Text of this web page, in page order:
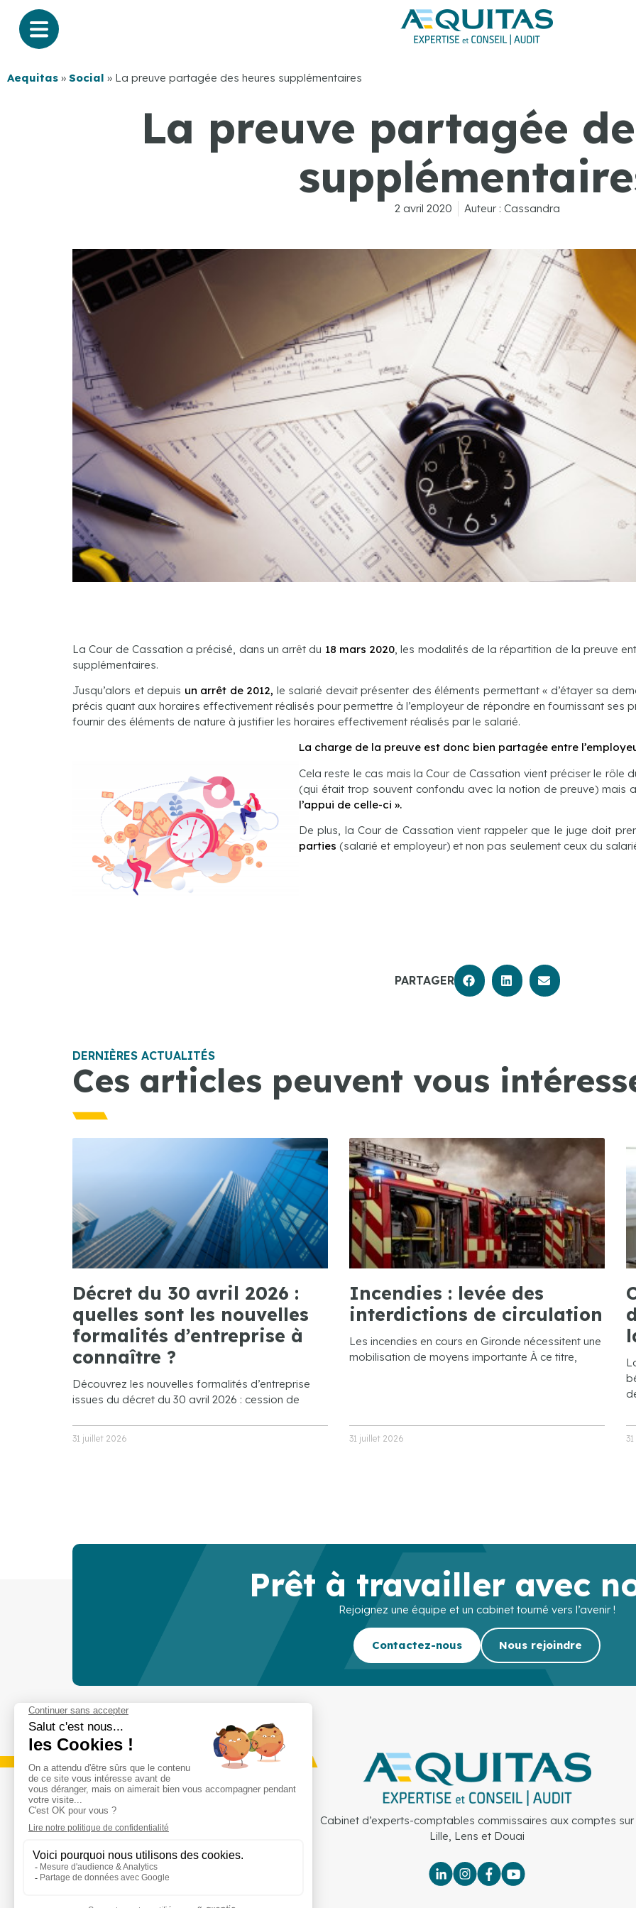
Aequitas » Social » La preuve partagée des heures supplémentaires
La preuve partagée
2 avril 2020 Auteur : Cassandra
La Cour de Cassation a précisé, dans un arrêt du 18 mars 2020 , les modalités de la répartition de la preuve
supplémentaires.
Jusqu’alors et depuis un arrêt de 2012, le salarié devait présenter des éléments permettant « d’étayer sa
précis quant aux horaires effectivement réalisés pour permettre à l’employeur de répondre en fournissant ses
fournir des éléments de nature à justifier les horaires effectivement réalisés par le salarié.
La charge de la preuve est donc bien partagée entre
Cela reste le cas mais la Cour de Cassation vient préciser le rôle
(qui était trop souvent confondu avec la notion de preuve) mais
l’appui de celle-ci ».
De plus, la Cour de Cassation vient rappeler que le juge doit
parties (salarié et employeur) et non pas seulement ceux du
PARTAGER
DERNIÈRES ACTUALITÉS
Ces articles peuvent vous
Décret du 30 avril 2026 :
quelles sont les nouvelles
formalités d’entreprise à
connaître ?
Découvrez les nouvelles formalités d’entreprise
issues du décret du 30 avril 2026 : cession de
31 juillet 2026
Incendies : levée des
interdictions de circulation
Les incendies en cours en Gironde nécessitent une
mobilisation de moyens importante À ce titre,
31 juillet 2026
Prêt à travailler avec
Rejoignez une équipe et un cabinet tourné vers l’avenir !
Contactez-nous Nous rejoindre
Cabinet d’experts-comptables commissaires aux comptes sur
Lille, Lens et Douai